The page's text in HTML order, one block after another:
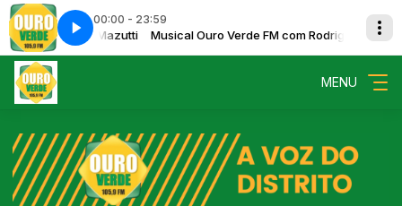
00:00 - 23:59
com Rodrigo Mazutti Musical Ouro Verde FM com Rodrigo Mazutti
Music Video) (Lyric Video)AdamBerry - With you (Official Music Video)
MENU